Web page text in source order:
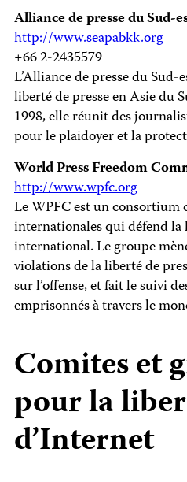
Alliance de presse du Sud-
http://www.seapabkk.org
+66 2-2435579
L’Alliance de presse du
liberté de presse en Asie du
1998, elle réunit des
pour le plaidoyer et la
World Press Freedom
http://www.wpfc.org
Le WPFC est un consortium
internationales qui défend la
international. Le groupe
violations de la liberté de
sur l’offense, et fait le suivi
emprisonnés à travers le
Comites et
pour la
d’Internet